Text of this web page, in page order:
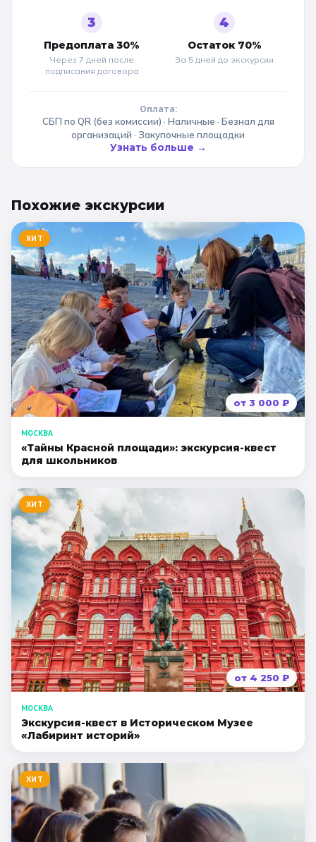
3
Предоплата 30%
Через 7 дней после
подписания договора
4
Остаток 70%
За 5 дней до экскурсии
Оплата:
СБП по QR (без комиссии) · Наличные · Безнал для
организаций · Закупочные площадки
Узнать больше →
Похожие экскурсии
ХИТ
от 3 000 ₽
МОСКВА
«Тайны Красной площади»: экскурсия-квест
для школьников
ХИТ
от 4 250 ₽
МОСКВА
Экскурсия-квест в Историческом Музее
«Лабиринт историй»
ХИТ